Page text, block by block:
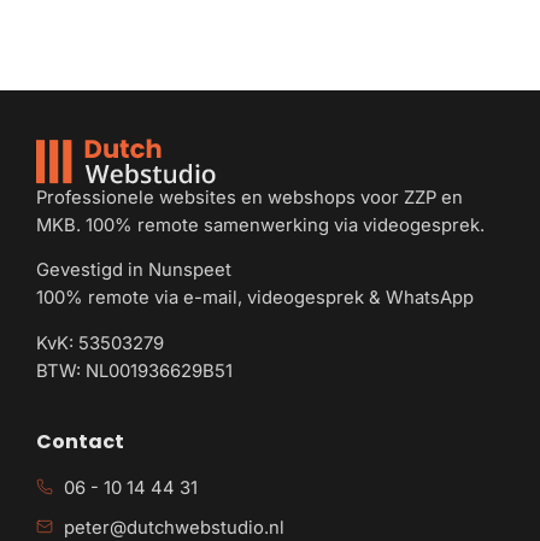
Professionele websites en webshops voor ZZP en
MKB. 100% remote samenwerking via videogesprek.
Gevestigd in Nunspeet
100% remote via e-mail, videogesprek & WhatsApp
KvK: 53503279
BTW: NL001936629B51
Contact
06 - 10 14 44 31
peter@dutchwebstudio.nl